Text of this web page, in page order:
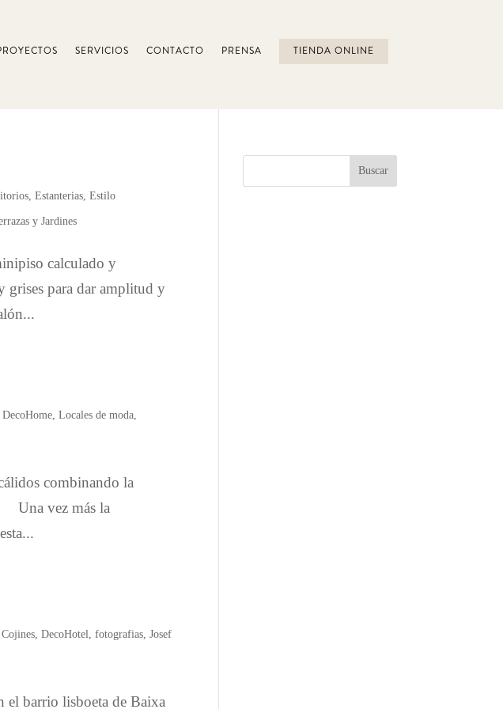
SERVICIOS CONTACTO PRENSA TIENDA ONLINE
,Estanterias ,Estilo
y Jardines
calculado y
grises para dar amplitud y
DecoHome ,Locales de moda
combinando la
Una vez más la
,Cojines ,DecoHotel ,fotografias ,Josef
el barrio lisboeta de Baixa